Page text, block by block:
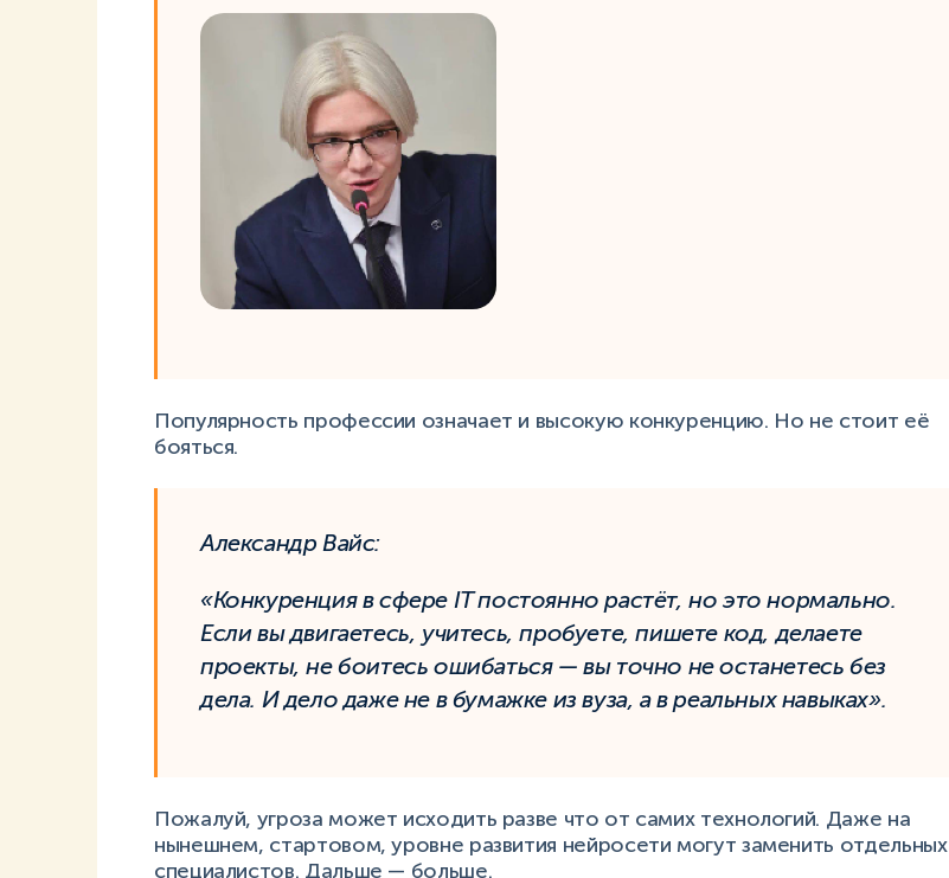
Популярность профессии означает и высокую конкуренцию. Но не стоит её
бояться.
Александр Вайс:
«Конкуренция в сфере IT постоянно растёт, но это нормально.
Если вы двигаетесь, учитесь, пробуете, пишете код, делаете
проекты, не боитесь ошибаться — вы точно не останетесь без
дела. И дело даже не в бумажке из вуза, а в реальных навыках».
Пожалуй, угроза может исходить разве что от самих технологий. Даже на
нынешнем, стартовом, уровне развития нейросети могут заменить отдельных
специалистов. Дальше — больше.